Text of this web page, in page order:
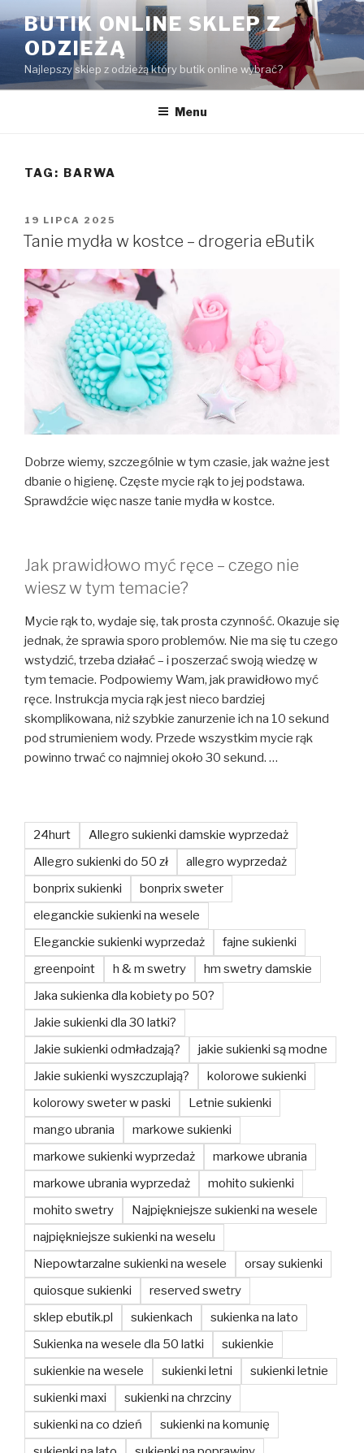
do
treści
BUTIK ONLINE SKLEP Z
ODZIEŻĄ
Najlepszy sklep z odzieżą który butik online wybrać?
Menu
TAG: BARWA
OPUBLIKOWANE
W
19 LIPCA 2025
Tanie mydła w kostce – drogeria eButik
Dobrze wiemy, szczególnie w tym czasie, jak ważne jest
dbanie o higienę. Częste mycie rąk to jej podstawa.
Sprawdźcie więc nasze tanie mydła w kostce.
Jak prawidłowo myć ręce – czego nie
wiesz w tym temacie?
Mycie rąk to, wydaje się, tak prosta czynność. Okazuje się
jednak, że sprawia sporo problemów. Nie ma się tu czego
wstydzić, trzeba działać – i poszerzać swoją wiedzę w
tym temacie. Podpowiemy Wam, jak prawidłowo myć
ręce. Instrukcja mycia rąk jest nieco bardziej
skomplikowana, niż szybkie zanurzenie ich na 10 sekund
pod strumieniem wody. Przede wszystkim mycie rąk
powinno trwać co najmniej około 30 sekund. …
24hurt
Allegro sukienki damskie wyprzedaż
Allegro sukienki do 50 zł
allegro wyprzedaż
bonprix sukienki
bonprix sweter
eleganckie sukienki na wesele
Eleganckie sukienki wyprzedaż
fajne sukienki
greenpoint
h & m swetry
hm swetry damskie
Jaka sukienka dla kobiety po 50?
Jakie sukienki dla 30 latki?
Jakie sukienki odmładzają?
jakie sukienki są modne
Jakie sukienki wyszczuplają?
kolorowe sukienki
kolorowy sweter w paski
Letnie sukienki
mango ubrania
markowe sukienki
markowe sukienki wyprzedaż
markowe ubrania
markowe ubrania wyprzedaż
mohito sukienki
mohito swetry
Najpiękniejsze sukienki na wesele
najpiękniejsze sukienki na weselu
Niepowtarzalne sukienki na wesele
orsay sukienki
quiosque sukienki
reserved swetry
sklep ebutik.pl
sukienkach
sukienka na lato
Sukienka na wesele dla 50 latki
sukienkie
sukienkie na wesele
sukienki letni
sukienki letnie
sukienki maxi
sukienki na chrzciny
sukienki na co dzień
sukienki na komunię